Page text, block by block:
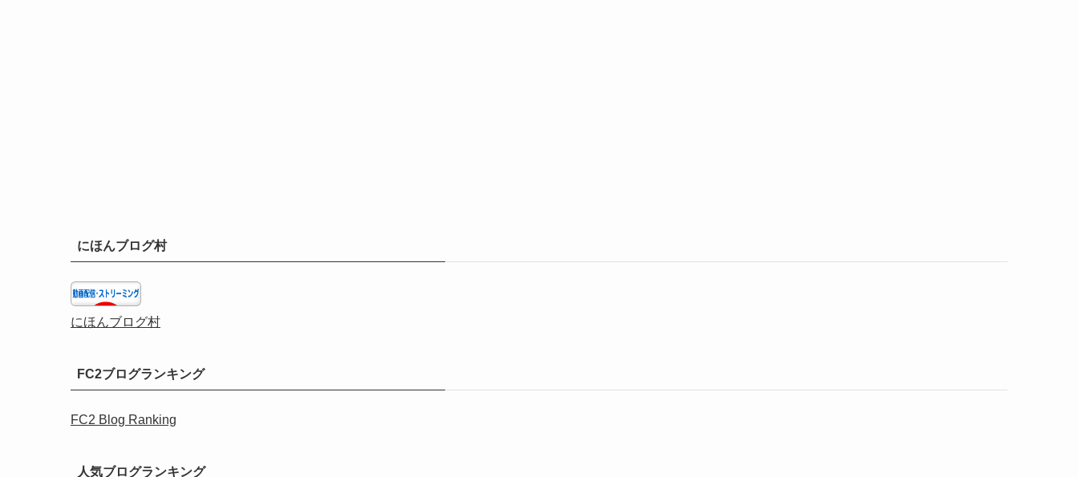
にほんブログ村
にほんブログ村
FC2ブログランキング
FC2 Blog Ranking
人気ブログランキング